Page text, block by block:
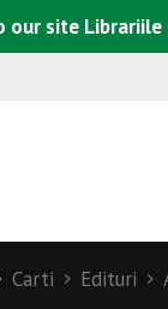
our site Librariile
Carti Edituri